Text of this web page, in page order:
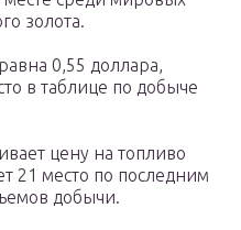
золота.
0,55 доллара,
в таблице по добыче
цену на топливо
21 место по последним
добычи.